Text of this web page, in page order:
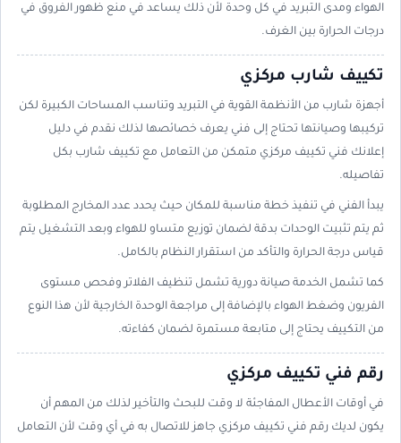
الهواء ومدى التبريد في كل وحدة لأن ذلك يساعد في منع ظهور الفروق في
درجات الحرارة بين الغرف.
تكييف شارب مركزي
أجهزة شارب من الأنظمة القوية في التبريد وتناسب المساحات الكبيرة لكن
تركيبها وصيانتها تحتاج إلى فني يعرف خصائصها لذلك نقدم في دليل
إعلانك فني تكييف مركزي متمكن من التعامل مع تكييف شارب بكل
تفاصيله.
يبدأ الفني في تنفيذ خطة مناسبة للمكان حيث يحدد عدد المخارج المطلوبة
ثم يتم تثبيت الوحدات بدقة لضمان توزيع متساو للهواء وبعد التشغيل يتم
قياس درجة الحرارة والتأكد من استقرار النظام بالكامل.
كما تشمل الخدمة صيانة دورية تشمل تنظيف الفلاتر وفحص مستوى
الفريون وضغط الهواء بالإضافة إلى مراجعة الوحدة الخارجية لأن هذا النوع
من التكييف يحتاج إلى متابعة مستمرة لضمان كفاءته.
رقم فني تكييف مركزي
في أوقات الأعطال المفاجئة لا وقت للبحث والتأخير لذلك من المهم أن
يكون لديك رقم فني تكييف مركزي جاهز للاتصال به في أي وقت لأن التعامل